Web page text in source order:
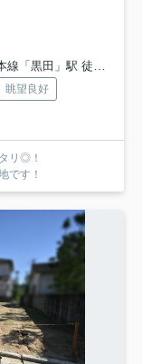
「黒田」駅 徒歩18分
眺望良好
リ◎！
です！